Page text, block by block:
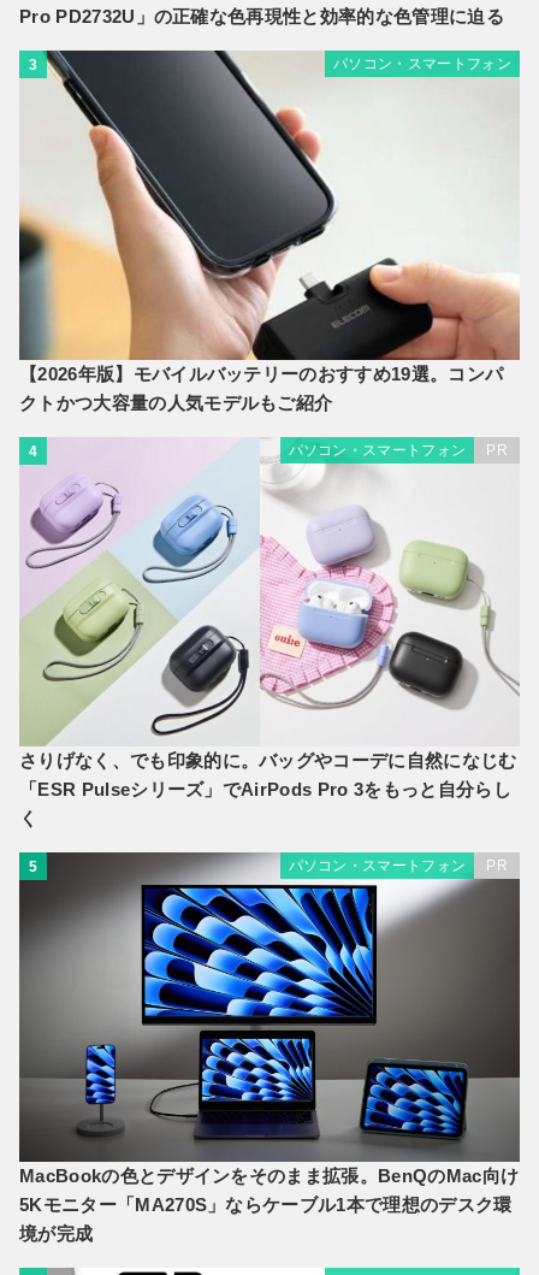
Pro PD2732U」の正確な色再現性と効率的な色管理に迫る
3 パソコン・スマートフォン
【2026年版】モバイルバッテリーのおすすめ19選。コンパ
クトかつ大容量の人気モデルもご紹介
4 パソコン・スマートフォン PR
さりげなく、でも印象的に。バッグやコーデに自然になじむ
「ESR Pulseシリーズ」でAirPods Pro 3をもっと自分らし
く
5 パソコン・スマートフォン PR
MacBookの色とデザインをそのまま拡張。BenQのMac向け
5Kモニター「MA270S」ならケーブル1本で理想のデスク環
境が完成